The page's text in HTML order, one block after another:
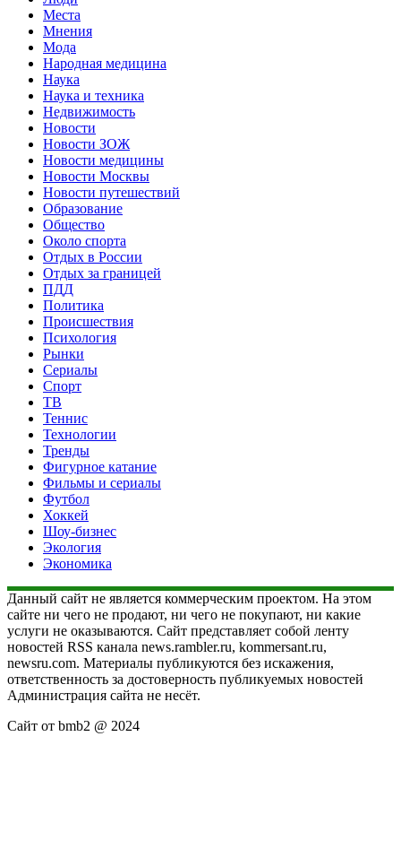
Места
Мнения
Мода
Народная медицина
Наука
Наука и техника
Недвижимость
Новости
Новости ЗОЖ
Новости медицины
Новости Москвы
Новости путешествий
Образование
Общество
Около спорта
Отдых в России
Отдых за границей
ПДД
Политика
Происшествия
Психология
Рынки
Сериалы
Спорт
ТВ
Теннис
Технологии
Тренды
Фигурное катание
Фильмы и сериалы
Футбол
Хоккей
Шоу-бизнес
Экология
Экономика
Данный сайт не является коммерческим проектом. На этом
сайте ни чего не продают, ни чего не покупают, ни какие
услуги не оказываются. Сайт представляет собой ленту
новостей RSS канала news.rambler.ru, kommersant.ru,
newsru.com. Материалы публикуются без искажения,
ответственность за достоверность публикуемых новостей
Администрация сайта не несёт.
Сайт от bmb2 @ 2024